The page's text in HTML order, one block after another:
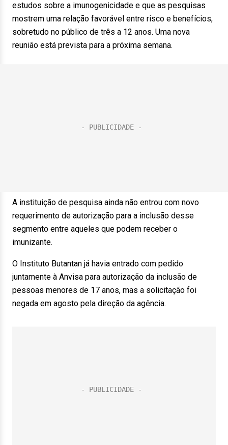
estudos sobre a imunogenicidade e que as pesquisas
mostrem uma relação favorável entre risco e benefícios,
sobretudo no público de três a 12 anos. Uma nova
reunião está prevista para a próxima semana.
A instituição de pesquisa ainda não entrou com novo
requerimento de autorização para a inclusão desse
segmento entre aqueles que podem receber o
imunizante.
O Instituto Butantan já havia entrado com pedido
juntamente à Anvisa para autorização da inclusão de
pessoas menores de 17 anos, mas a solicitação foi
negada em agosto pela direção da agência.